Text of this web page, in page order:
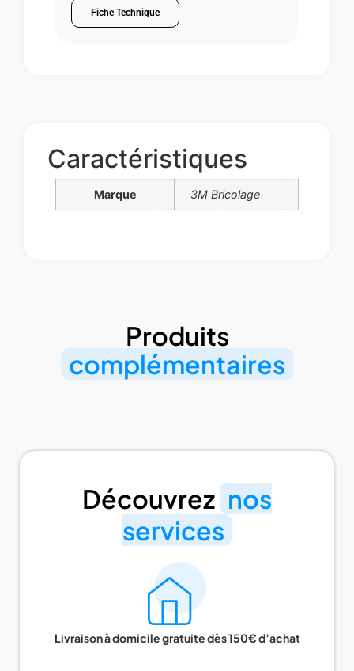
Fiche Technique
Caractéristiques
Marque 3M Bricolage
Produits
complémentaires
Découvrez nos
services
Livraison à domicile gratuite dès 150€ d’achat